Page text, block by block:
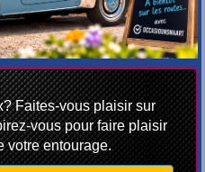
Faites-vous plaisir sur
vous pour faire plaisir
votre entourage.